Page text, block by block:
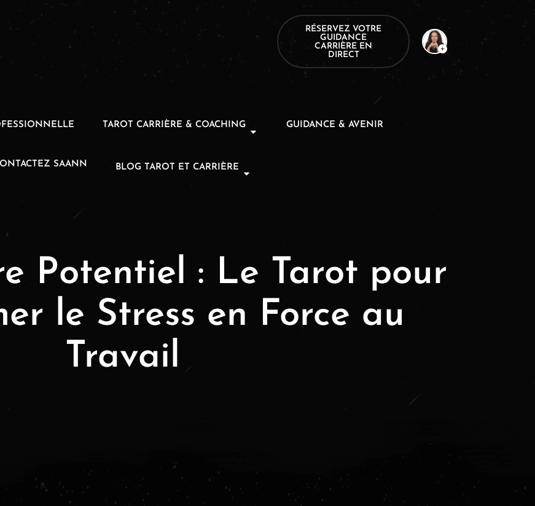
RÉSERVEZ VOTRE
GUIDANCE
CARRIÈRE EN
DIRECT
TAROT CARRIÈRE & COACHING GUIDANCE & AVENIR
SAANN BLOG TAROT ET CARRIÈRE
Potentiel : Le Tarot pour
le Stress en Force au
Travail